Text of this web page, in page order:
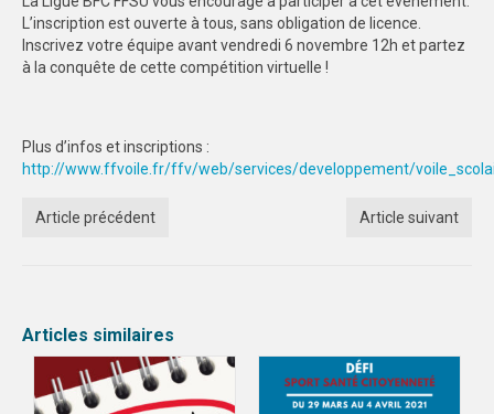
DIJON
COMMUNICATION
MAG DU SPORT-U
VIDÉOTHÈQUE
LOGOTHÈQUE
L’inscription est ouverte à tous, sans obligation de licence.
Inscrivez votre équipe avant vendredi 6 novembre 12h et partez
à la conquête de cette compétition virtuelle !
Plus d’infos et inscriptions :
http://www.ffvoile.fr/ffv/web/services/developpement/
Article précédent Article suivant
Articles similaires